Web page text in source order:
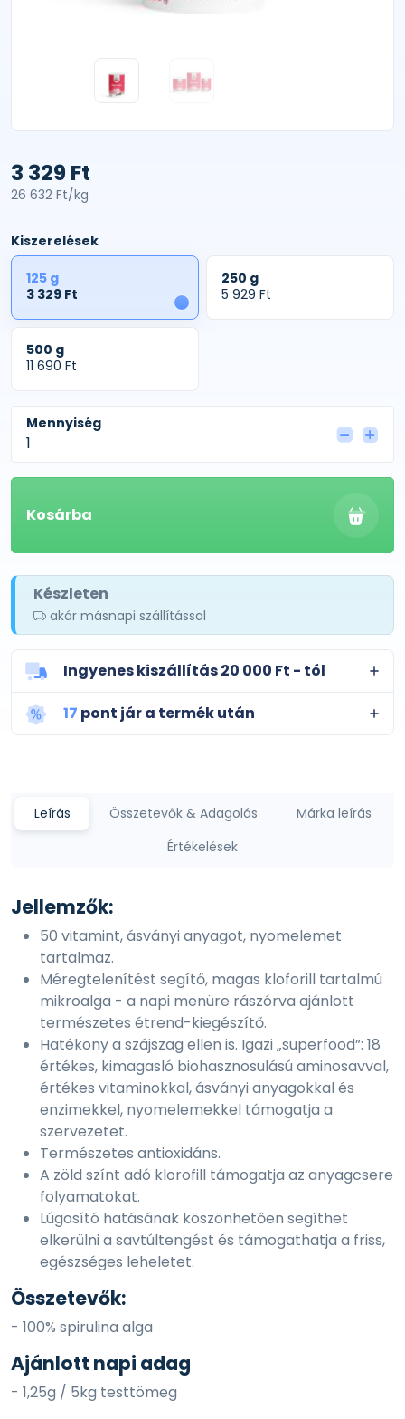
3 329 Ft
26 632 Ft/kg
Kiszerelések
1
125 g
3 329 Ft
250 g
5 929 Ft
500 g
11 690 Ft
Mennyiség
Kosárba
Készleten
akár másnapi szállítással
Ingyenes kiszállítás 20 000 Ft - tól
17 pont jár a termék után
Leírás Összetevők & Adagolás
Márka leírás
Értékelések
Jellemzők:
50 vitamint, ásványi anyagot, nyomelemet
tartalmaz.
Méregtelenítést segítő, magas kloforill tartalmú
mikroalga - a napi menüre rászórva ajánlott
természetes étrend-kiegészítő.
Hatékony a szájszag ellen is. Igazi „superfood”: 18
értékes, kimagasló biohasznosulású aminosavval,
értékes vitaminokkal, ásványi anyagokkal és
enzimekkel, nyomelemekkel támogatja a
szervezetet.
Természetes antioxidáns.
A zöld színt adó klorofill támogatja az anyagcsere
folyamatokat.
Lúgosító hatásának köszönhetően segíthet
elkerülni a savtúltengést és támogathatja a friss,
egészséges leheletet.
Összetevők:
- 100% spirulina alga
Ajánlott napi adag
- 1,25g / 5kg testtömeg